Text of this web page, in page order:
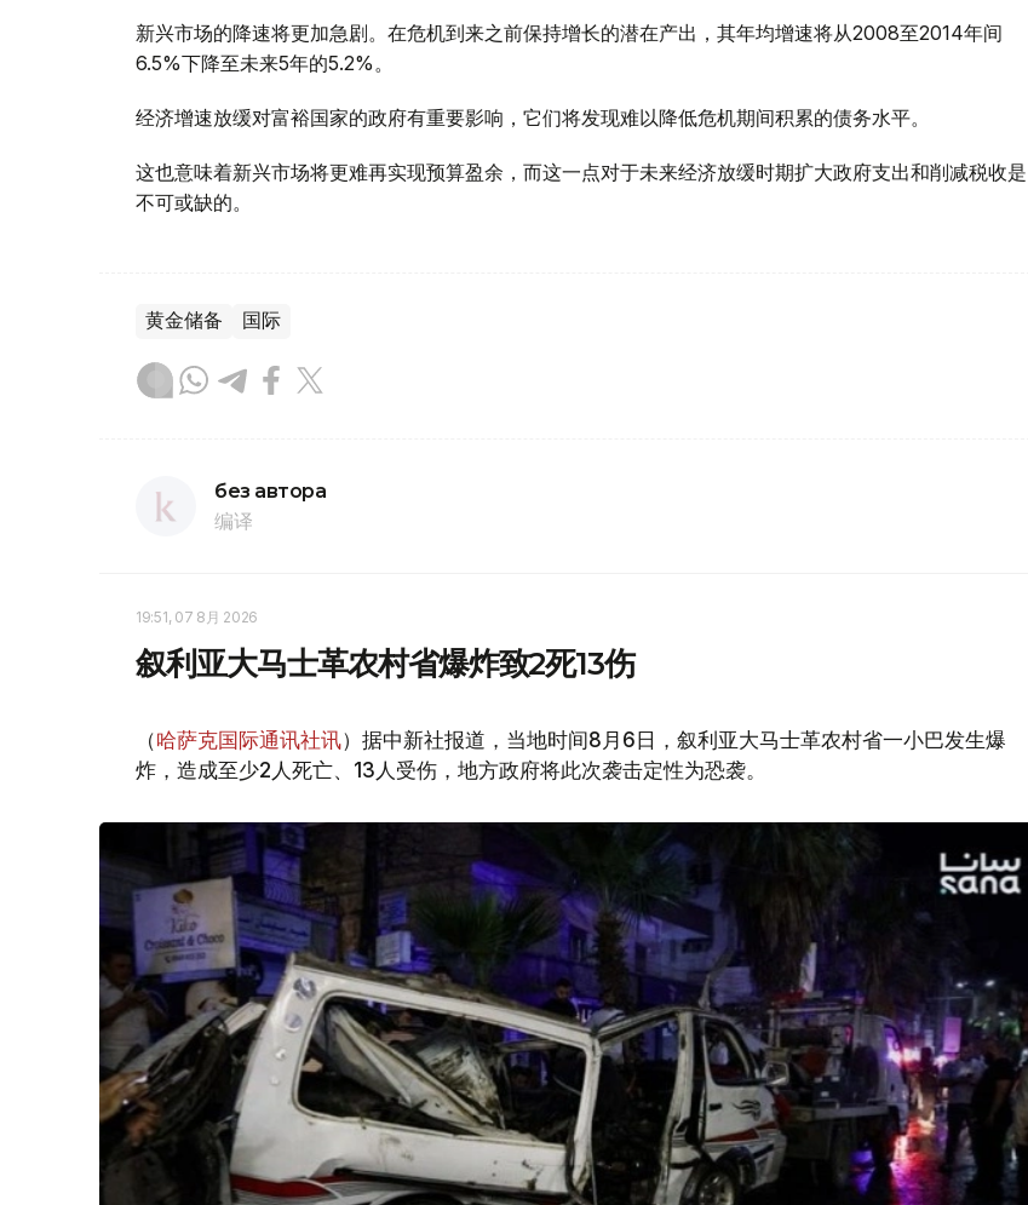
新兴市场的降速将更加急剧。在危机到来之前保持增长的潜在产出，其年均增速将从2008至2014年间
6.5%下降至未来5年的5.2%。
经济增速放缓对富裕国家的政府有重要影响，它们将发现难以降低危机期间积累的债务水平。
这也意味着新兴市场将更难再实现预算盈余，而这一点对于未来经济放缓时期扩大政府支出和削减税收是
不可或缺的。
黄金储备 国际
без автора
编译
19:51, 07 8月 2026
叙利亚大马士革农村省爆炸致2死13伤
（哈萨克国际通讯社讯）据中新社报道，当地时间8月6日，叙利亚大马士革农村省一小巴发生爆
炸，造成至少2人死亡、13人受伤，地方政府将此次袭击定性为恐袭。